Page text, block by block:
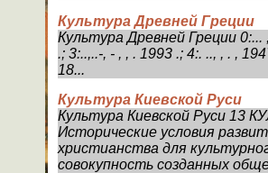
Культура Древней Греции
Культура Древней Греции 0:...
.; 3:..,..-, - , , . 1993 .; 4:. .., , . ,
18...
Культура Киевской Руси
Культура Киевской Руси 13
Исторические условия
христианства для
совокупность созданных